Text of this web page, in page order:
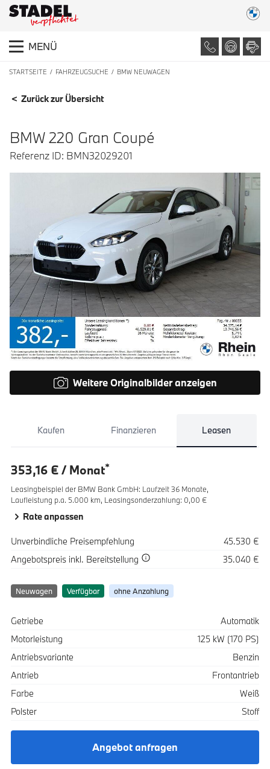
MENÜ
STARTSEITE FAHRZEUGSUCHE BMW NEUWAGEN
FAHRZEUGDETAILS
< Zurück zur Übersicht
BMW 220 Gran Coupé
Referenz ID: BMN32029201
Weitere Originalbilder anzeigen
Kaufen Finanzieren Leasen
353,16 € / Monat*
Leasingbeispiel der BMW Bank GmbH: Laufzeit 36 Monate,
Laufleistung p.a. 5.000 km, Leasingsonderzahlung: 0,00 €
Rate anpassen
SpezifikationWert
Unverbindliche Preisempfehlung
45.530 €
Spezifikation Wert
Angebotspreis inkl. Bereitstellung 35.040 €
Neuwagen Verfügbar ohne Anzahlung
Spezifikation
Getriebe
Automatik
Motorleistung
125 kW (170 PS)
Antriebsvariante
Benzin
Antrieb
Frontantrieb
Farbe
Weiß
Polster
Stoff
Angebot anfragen